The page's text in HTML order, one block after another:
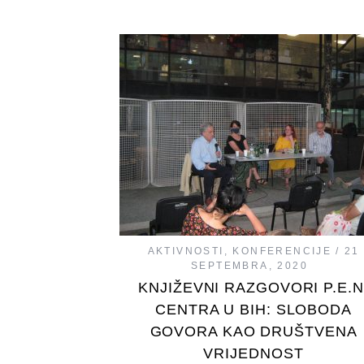
AKTIVNOSTI , KONFERENCIJE
21
SEPTEMBRA, 2020
KNJIŽEVNI RAZGOVORI
CENTRA U BIH: SLOBODA
GOVORA KAO DRUŠTVENA
VRIJEDNOST